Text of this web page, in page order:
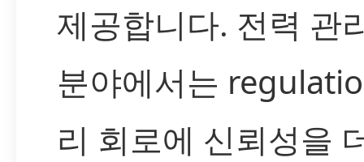
제공합니다. 전력 관
분야에서는
리 회로에 신뢰성을